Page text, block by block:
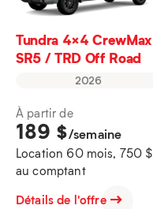
Tundra 4×4 CrewMax
SR5 / TRD Off Road
2026
À partir de
189 $/semaine
Location 60 mois, 750 $
au comptant
Détails de l'offre